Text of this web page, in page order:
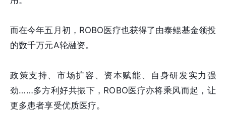
而在今年五月初，ROBO医疗也获得了由泰鲲基金领投
的数千万元A轮融资。
政策支持、市场扩容、资本赋能、自身研发实力强
劲……多方利好共振下，ROBO医疗亦将乘风而起，让
更多患者享受优质医疗。